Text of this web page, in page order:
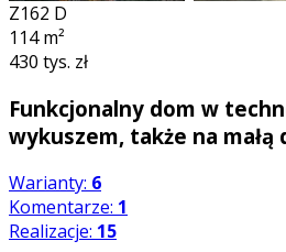
Z162 D
114m²
430 tys. zł
Funkcjonalny dom w
wykuszem, także na małą
Warianty: 6
Komentarze: 1
Realizacje: 15